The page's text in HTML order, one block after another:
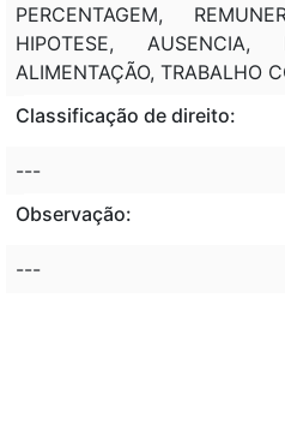
PERCENTAGEM,
HIPOTESE, AUSENCIA,
ALIMENTAÇÃO, TRABALHO
Classificação de direito:
---
Observação:
---